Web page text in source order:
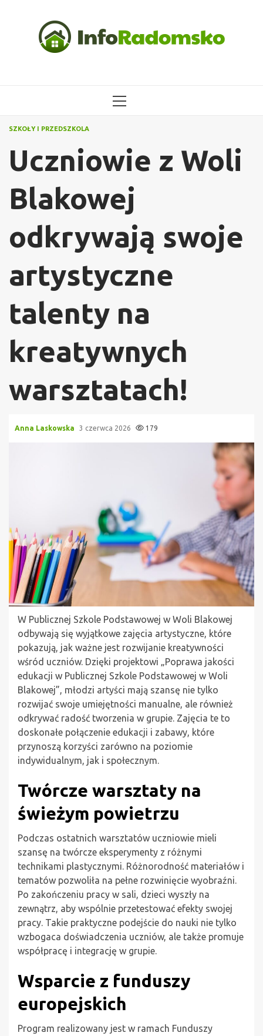
MENU
SZKOŁY I PRZEDSZKOLA
Uczniowie z Woli
Blakowej
odkrywają swoje
artystyczne
talenty na
kreatywnych
warsztatach!
Anna Laskowska 3 czerwca 2026 179
W Publicznej Szkole Podstawowej w Woli Blakowej
odbywają się wyjątkowe zajęcia artystyczne, które
pokazują, jak ważne jest rozwijanie kreatywności
wśród uczniów. Dzięki projektowi „Poprawa jakości
edukacji w Publicznej Szkole Podstawowej w Woli
Blakowej”, młodzi artyści mają szansę nie tylko
rozwijać swoje umiejętności manualne, ale również
odkrywać radość tworzenia w grupie. Zajęcia te to
doskonałe połączenie edukacji i zabawy, które
przynoszą korzyści zarówno na poziomie
indywidualnym, jak i społecznym.
Twórcze warsztaty na
świeżym powietrzu
Podczas ostatnich warsztatów uczniowie mieli
szansę na twórcze eksperymenty z różnymi
technikami plastycznymi. Różnorodność materiałów i
tematów pozwoliła na pełne rozwinięcie wyobraźni.
Po zakończeniu pracy w sali, dzieci wyszły na
zewnątrz, aby wspólnie przetestować efekty swojej
pracy. Takie praktyczne podejście do nauki nie tylko
wzbogaca doświadczenia uczniów, ale także promuje
współpracę i integrację w grupie.
Wsparcie z funduszy
europejskich
Program realizowany jest w ramach Funduszy